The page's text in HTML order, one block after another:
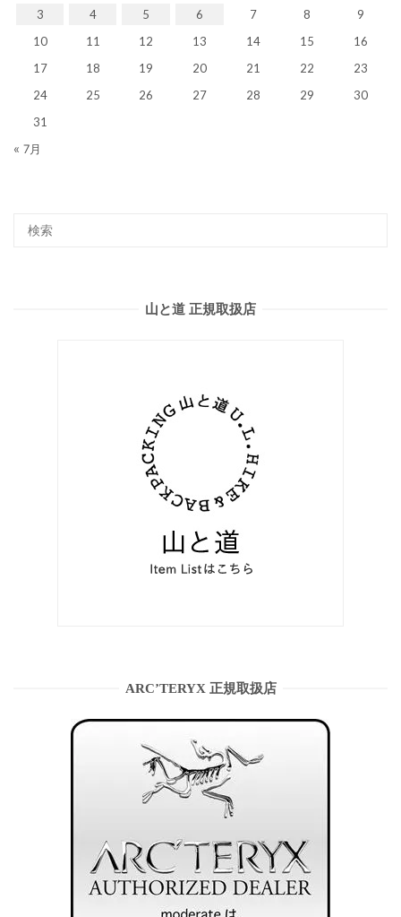
3 4 5 6 7 8
9
10
11 12 13 14 15
16
17
18 19 20 21 22
23
24
25 26 27 28 29
30
31
« 7月
山と道 正規取扱店
ARC’TERYX 正規取扱店